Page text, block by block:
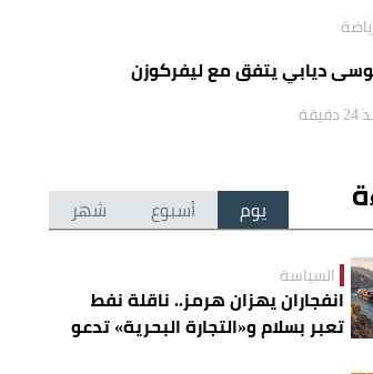
ديابي يتفق مع ليفركوزن
يوم أسبوع شهر
السياسة
انفجاران يهزان هرمز.. ناقلة نفط
تعبر بسلام و«التجارة البحرية» تدعو